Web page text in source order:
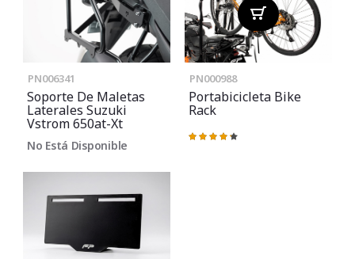
PN006341
Soporte De Maletas
Laterales Suzuki
Vstrom 650at-Xt
No Está Disponible
PN000988
Portabicicleta Bike
Rack
Valoración: